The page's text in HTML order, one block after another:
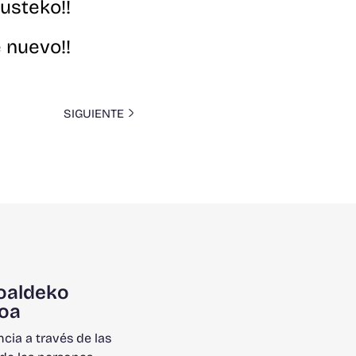
nuevo!!
SIGUIENTE
a través de las